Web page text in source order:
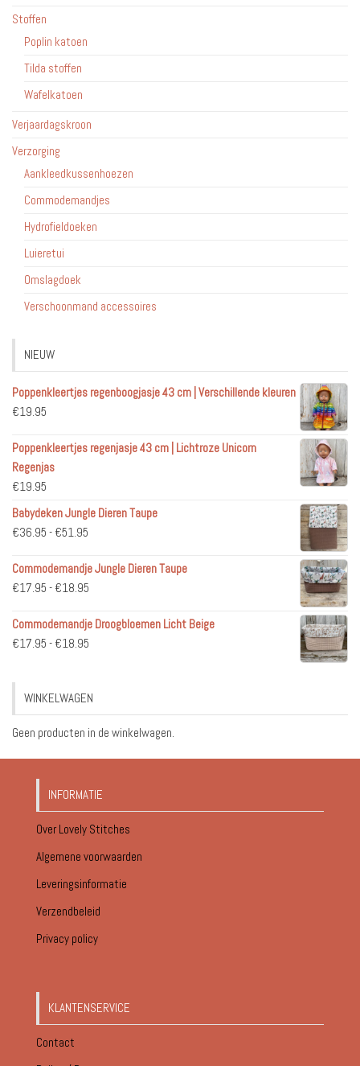
Stoffen
Poplin katoen
Tilda stoffen
Wafelkatoen
Verjaardagskroon
Verzorging
Aankleedkussenhoezen
Commodemandjes
Hydrofieldoeken
Luieretui
Omslagdoek
Verschoonmand accessoires
NIEUW
Poppenkleertjes regenboogjasje 43 cm | Verschillende kleuren
€19.95
Poppenkleertjes regenjasje 43 cm | Lichtroze Unicorn
Regenjas
€19.95
Babydeken Jungle Dieren Taupe
€36.95 - €51.95
tot
€51.95
Commodemandje Jungle Dieren Taupe
€17.95 - €18.95
tot
Commodemandje Droogbloemen Licht Beige
€17.95 - €18.95
€18.95
WINKELWAGEN
Geen producten in de winkelwagen.
INFORMATIE
Over Lovely Stitches
Algemene voorwaarden
Leveringsinformatie
Verzendbeleid
Privacy policy
KLANTENSERVICE
Contact